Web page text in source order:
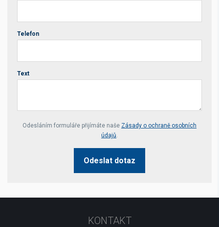
Telefon
Text
Your website *
Odesláním formuláře přijímáte naše Zásady o ochraně osobních
údajů.
Odeslat dotaz
KONTAKT